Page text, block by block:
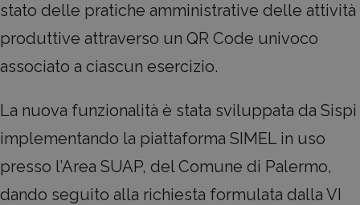
stato delle pratiche amministrative delle attività
produttive attraverso un QR Code univoco
associato a ciascun esercizio.
La nuova funzionalità è stata sviluppata da Sispi
implementando la piattaforma SIMEL in uso
presso l’Area SUAP, del Comune di Palermo,
dando seguito alla richiesta formulata dalla VI